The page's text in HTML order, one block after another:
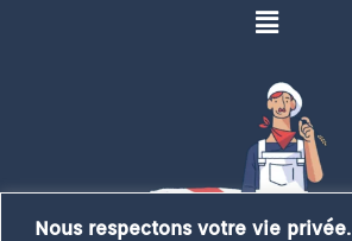
Nous respectons votre vie privée.